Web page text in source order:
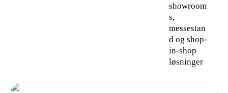
showroom
s,
messestan
d og shop-
in-shop
løsninger